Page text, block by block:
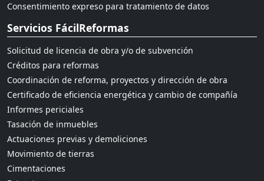
Consentimiento expreso para tratamiento de datos
Servicios FácilReformas
Solicitud de licencia de obra y/o de subvención
Créditos para reformas
Coordinación de reforma, proyectos y dirección de obra
Certificado de eficiencia energética y cambio de compañía
Informes periciales
Tasación de inmuebles
Actuaciones previas y demoliciones
Movimiento de tierras
Cimentaciones